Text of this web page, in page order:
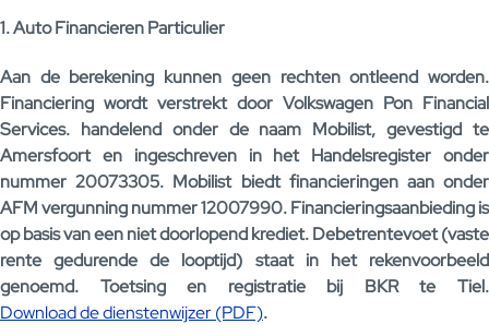
1. Auto Financieren Particulier
Aan de berekening kunnen geen rechten ontleend worden.
Financiering wordt verstrekt door Volkswagen Pon Financial
Services. handelend onder de naam Mobilist, gevestigd te
Amersfoort en ingeschreven in het Handelsregister onder
nummer 20073305. Mobilist biedt financieringen aan onder
AFM vergunning nummer 12007990. Financieringsaanbieding is
op basis van een niet doorlopend krediet. Debetrentevoet (vaste
rente gedurende de looptijd) staat in het rekenvoorbeeld
genoemd. Toetsing en registratie bij BKR te Tiel.
Download de dienstenwijzer (PDF).